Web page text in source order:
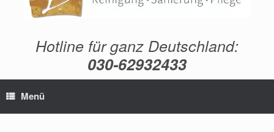
Hotline für ganz Deutschland:
030-62932433
Menü